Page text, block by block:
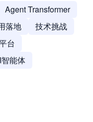
Agent Transformer
落地
技术挑战
台
能体